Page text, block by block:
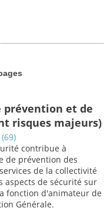
prévention et de
risques majeurs)
contribue à
de prévention des
de la collectivité
de sécurité sur
fonction d'animateur de
Générale.